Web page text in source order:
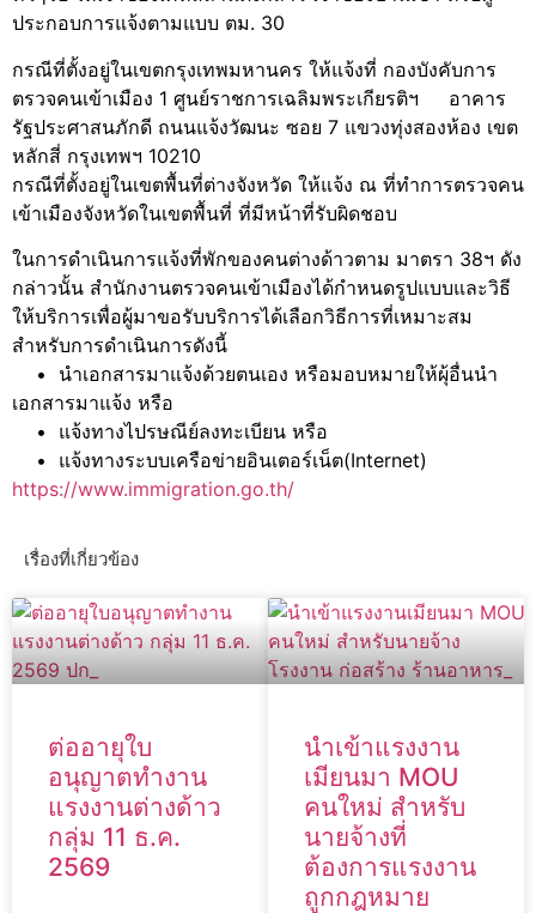
ประกอบการแจ้งตามแบบ ตม. 30
กรณีที่ตั้งอยู่ในเขตกรุงเทพมหานคร ให้แจ้งที่ กองบังคับการ
ตรวจคนเข้าเมือง 1 ศูนย์ราชการเฉลิมพระเกียรติฯ อาคาร
รัฐประศาสนภักดี ถนนแจ้งวัฒนะ ซอย 7 แขวงทุ่งสองห้อง เขต
หลักสี่ กรุงเทพฯ 10210
กรณีที่ตั้งอยู่ในเขตพื้นที่ต่างจังหวัด ให้แจ้ง ณ ที่ทำการตรวจคน
เข้าเมืองจังหวัดในเขตพื้นที่ ที่มีหน้าที่รับผิดชอบ
ในการดำเนินการแจ้งที่พักของคนต่างด้าวตาม มาตรา 38ฯ ดัง
กล่าวนั้น สำนักงานตรวจคนเข้าเมืองได้กำหนดรูปแบบและวิธี
ให้บริการเพื่อผู้มาขอรับบริการได้เลือกวิธีการที่เหมาะสม
สำหรับการดำเนินการดังนี้
• นำเอกสารมาแจ้งด้วยตนเอง หรือมอบหมายให้ผุ้อื่นนำ
เอกสารมาแจ้ง หรือ
• แจ้งทางไปรษณีย์ลงทะเบียน หรือ
• แจ้งทางระบบเครือข่ายอินเตอร์เน็ต(Internet)
https://www.immigration.go.th/
เรื่องที่เกี่ยวข้อง
ต่ออายุใบ
อนุญาตทำงาน
แรงงานต่างด้าว
กลุ่ม 11 ธ.ค.
2569
นำเข้าแรงงาน
เมียนมา MOU
คนใหม่ สำหรับ
นายจ้างที่
ต้องการแรงงาน
ถูกกฎหมาย